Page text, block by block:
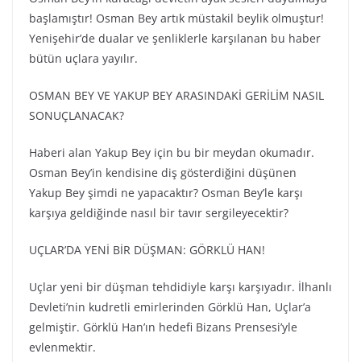
başlamıştır! Osman Bey artık müstakil beylik olmuştur!
Yenişehir’de dualar ve şenliklerle karşılanan bu haber
bütün uçlara yayılır.
OSMAN BEY VE YAKUP BEY ARASINDAKİ GERİLİM NASIL
SONUÇLANACAK?
Haberi alan Yakup Bey için bu bir meydan okumadır.
Osman Bey’in kendisine diş gösterdiğini düşünen
Yakup Bey şimdi ne yapacaktır? Osman Bey’le karşı
karşıya geldiğinde nasıl bir tavır sergileyecektir?
UÇLAR’DA YENİ BİR DÜŞMAN: GÖRKLÜ HAN!
Uçlar yeni bir düşman tehdidiyle karşı karşıyadır. İlhanlı
Devleti’nin kudretli emirlerinden Görklü Han, Uçlar’a
gelmiştir. Görklü Han’ın hedefi Bizans Prensesi’yle
evlenmektir.